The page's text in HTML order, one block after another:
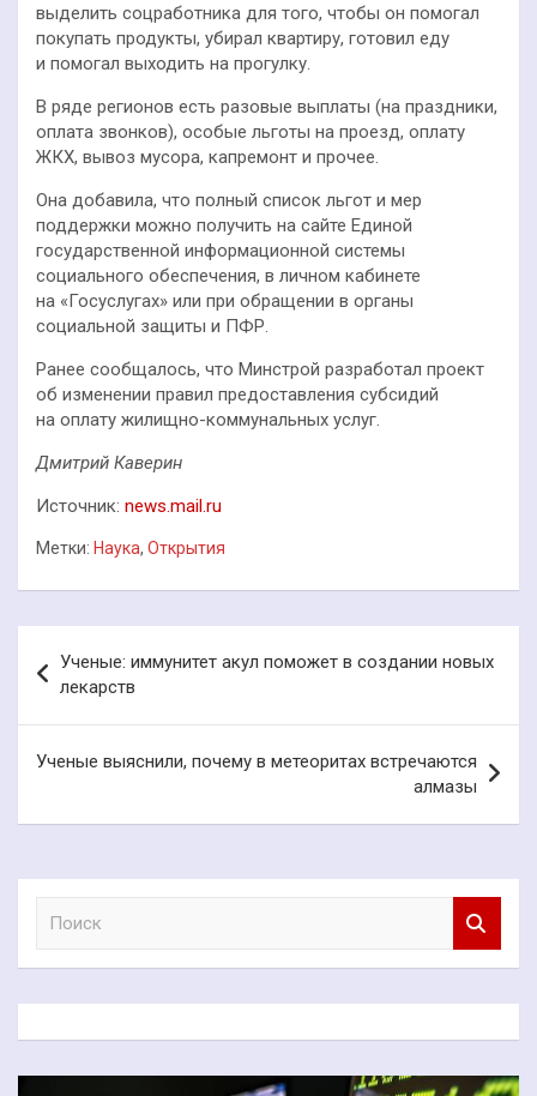
выделить соцработника для того, чтобы он помогал
покупать продукты, убирал квартиру, готовил еду
и помогал выходить на прогулку.
В ряде регионов есть разовые выплаты (на праздники,
оплата звонков), особые льготы на проезд, оплату
ЖКХ, вывоз мусора, капремонт и прочее.
Она добавила, что полный список льгот и мер
поддержки можно получить на сайте Единой
государственной информационной системы
социального обеспечения, в личном кабинете
на «Госуслугах» или при обращении в органы
социальной защиты и ПФР.
Ранее сообщалось, что Минстрой разработал проект
об изменении правил предоставления субсидий
на оплату жилищно-коммунальных услуг.
Дмитрий Каверин
Источник: news.mail.ru
Метки: Наука, Открытия
по
записям
Ученые: иммунитет акул поможет в создании новых
лекарств
Ученые выяснили, почему в метеоритах встречаются
алмазы
к